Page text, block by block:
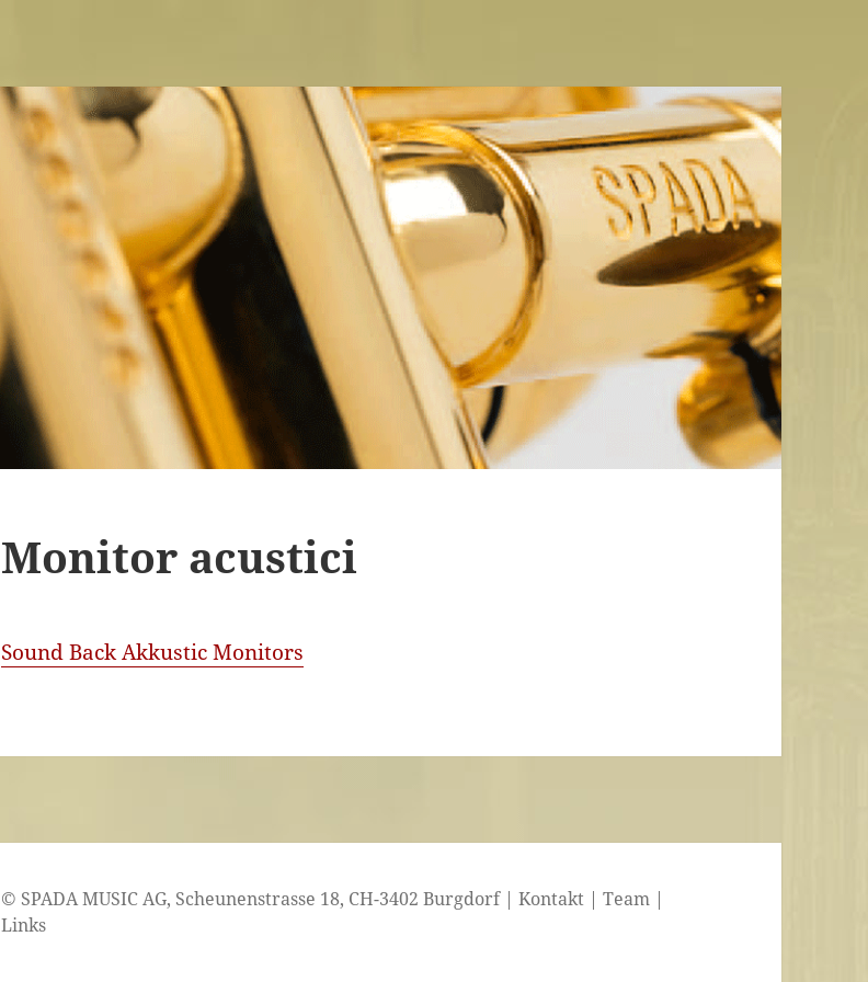
Monitor acustici
Sound Back Akkustic Monitors
© SPADA MUSIC AG, Scheunenstrasse 18, CH-3402 Burgdorf |Kontakt |Team |
Links